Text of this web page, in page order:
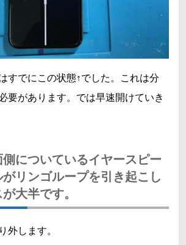
すでにこの状態↑でした。これは分
要があります。では早速開けていき
についているイヤースピー
リンゴループを引き起こし
大半です。
外します。